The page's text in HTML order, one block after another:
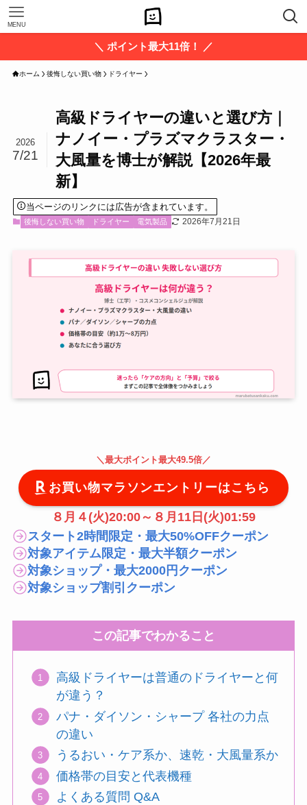
MENU
＼ ポイント最大11倍！ ／
ホーム 後悔しない買い物 ドライヤー
高級ドライヤーの違いと選び方｜
ナノイー・プラズマクラスター・
大風量を博士が解説【2026年最
新】
2026
7/21
当ページのリンクには広告が含まれています。
後悔しない買い物 ドライヤー 電気製品 2026年7月21日
＼ 最大ポイント最大49.5倍 ／
お買い物マラソンエントリーはこちら
８月４(火)20:00～８月11日(火)01:59
スタート2時間限定・最大50%OFFクーポン
対象アイテム限定・最大半額クーポン
対象ショップ・最大2000円クーポン
対象ショップ割引クーポン
この記事でわかること
高級ドライヤーは普通のドライヤーと何
が違う？
パナ・ダイソン・シャープ 各社の力点
の違い
うるおい・ケア系か、速乾・大風量系か
価格帯の目安と代表機種
よくある質問 Q&A